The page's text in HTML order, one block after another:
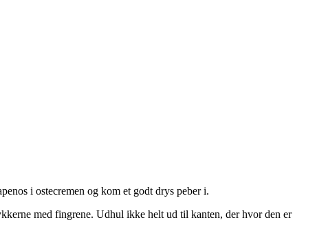
i ostecremen og kom et godt drys peber i.
med fingrene. Udhul ikke helt ud til kanten, der hvor den er